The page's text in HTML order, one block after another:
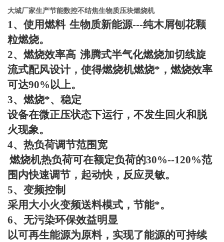
大城厂家生产节能数控不结焦生物质压块燃烧机
1、使用燃料 生物质新能源---纯木屑刨花颗
粒燃烧。
2、燃烧效率高 沸腾式半气化燃烧加切线旋
流式配风设计，使得燃烧机燃烧*，燃烧效率
可达90%以上。
3、燃烧*、稳定
设备在微正压状态下运行，不发生回火和脱
火现象。
4、热负荷调节范围宽
燃烧机热负荷可在额定负荷的30%--120%范
围内快速调节，起动快，反应灵敏。
5、变频控制
采用大小火变频送料模式，节能*。
6、无污染环保效益明显
以可再生能源为原料，实现了能源的可持续